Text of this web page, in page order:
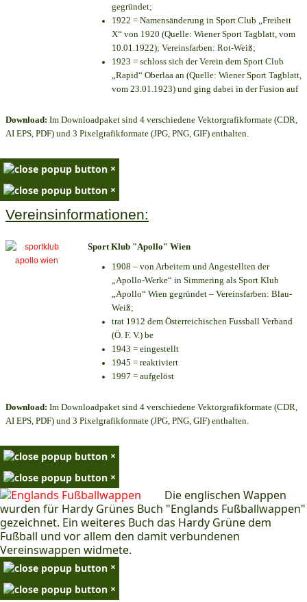
gegründet;
1922 = Namensänderung in Sport Club „Freiheit
X“ von 1920 (Quelle: Wiener Sport Tagblatt, vom
10.01.1922); Vereinsfarben: Rot-Weiß;
1923 = schloss sich der Verein dem Sport Club
„Rapid“ Oberlaa an (Quelle: Wiener Sport Tagblatt,
vom 23.01.1923) und ging dabei in der Fusion auf
Download: Im Downloadpaket sind 4 verschiedene Vektorgrafikformate (CDR,
AI EPS, PDF) und 3 Pixelgrafikformate (JPG, PNG, GIF) enthalten.
×
×
Vereinsinformationen:
Sport Klub "Apollo" Wien
1908 – von Arbeitern und Angestellten der
„Apollo-Werke“ in Simmering als Sport Klub
„Apollo“ Wien gegründet – Vereinsfarben: Blau-
Weiß;
trat 1912 dem Österreichischen Fussball Verband
(Ö. F. V.) be
1943 = eingestellt
1945 = reaktiviert
1997 = aufgelöst
Download: Im Downloadpaket sind 4 verschiedene Vektorgrafikformate (CDR,
AI EPS, PDF) und 3 Pixelgrafikformate (JPG, PNG, GIF) enthalten.
×
×
Die englischen Wappen
wurden für Hardy Grünes Buch "Englands Fußballwappen"
gezeichnet. Ein weiteres Buch das Hardy Grüne dem
Fußball und vor allem den damit verbundenen
Vereinswappen widmete.
×
×